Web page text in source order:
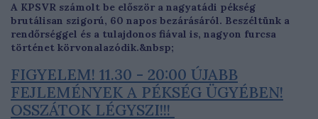
A KPSVR számolt be először a nagyatádi pékség
brutálisan szigorú, 60 napos bezárásáról. Beszéltünk a
rendőrséggel és a tulajdonos fiával is, nagyon furcsa
történet körvonalazódik.&nbsp;
FIGYELEM! 11.30 - 20:00 ÚJABB
FEJLEMÉNYEK A PÉKSÉG ÜGYÉBEN!
OSSZÁTOK LÉGYSZI!!!